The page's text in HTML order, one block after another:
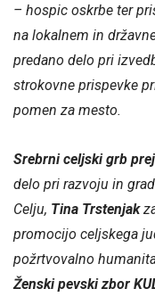
– hospic oskrbe ter
na lokalnem in
predano delo pri
strokovne prispevke
pomen za mesto.
Srebrni celjski grb
delo pri razvoju in
Celju, Tina Trstenjak
promocijo celjskega
požrtvovalno
Ženski pevski zbor